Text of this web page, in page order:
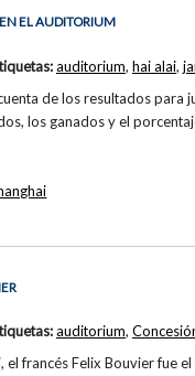
EL AUDITORIUM
de los resultados para
los ganados y el
auditorium, hai alai,
el francés Felix Bouvier fue
auditorium,